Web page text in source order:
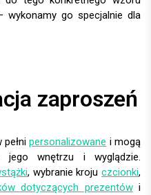
zaproszeń
pełnipersonalizowane i mogą
wnętrzu i wyglądzie.
, wybranie kroju czcionki,
dotyczących prezentówi